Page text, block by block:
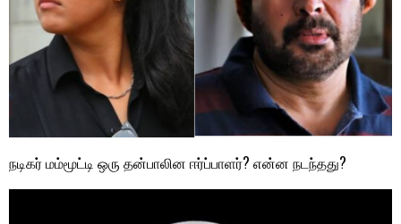
நடிகர் மம்மூட்டி ஒரு தன்பாலின ஈர்ப்பாளர்? என்ன நடந்தது?